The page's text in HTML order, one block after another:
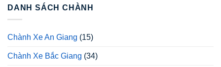
DANH SÁCH CHÀNH
Chành Xe An Giang (15)
Chành Xe Bắc Giang (34)